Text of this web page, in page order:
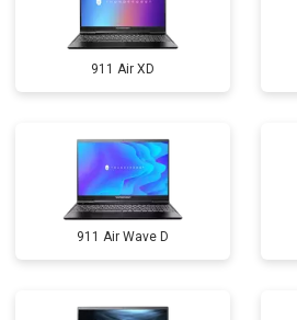
911 Air XD
911 Air Wave D